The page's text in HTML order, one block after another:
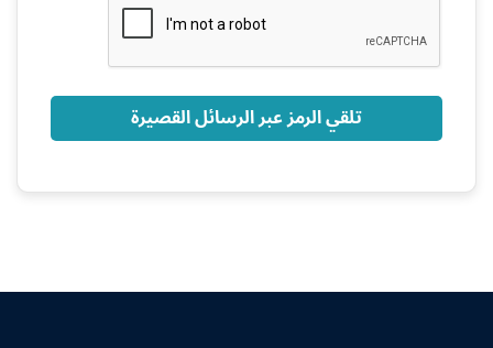
تلقي الرمز عبر الرسائل القصيرة